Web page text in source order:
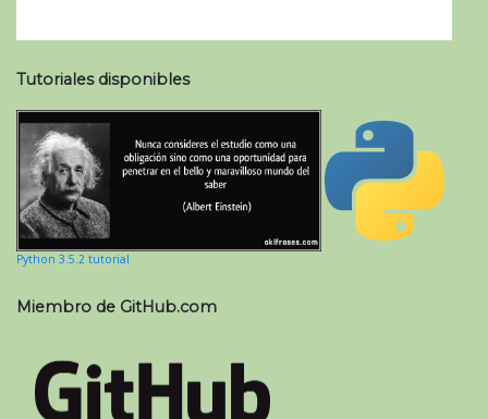
Tutoriales disponibles
Python 3.5.2 tutorial
Miembro de GitHub.com